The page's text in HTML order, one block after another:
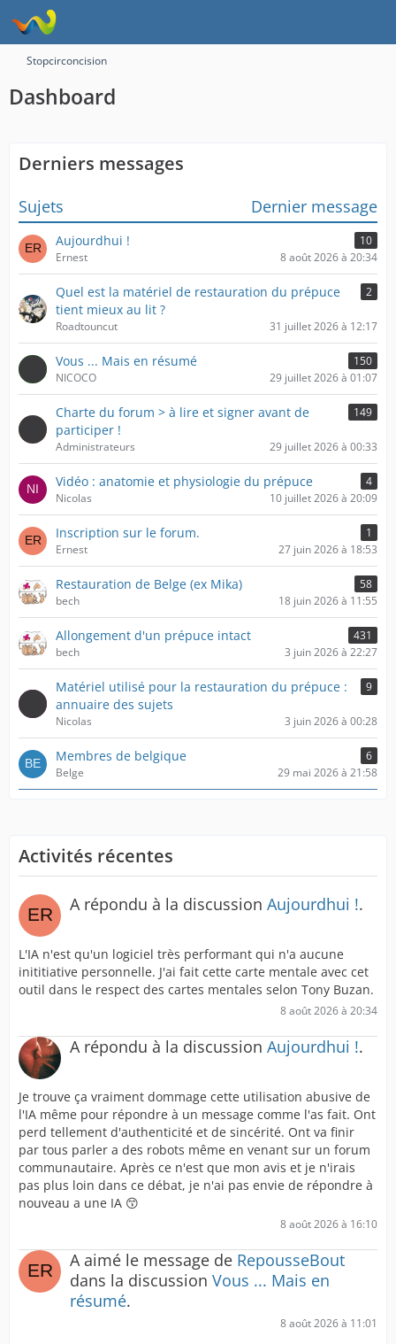
Stopcirconcision
Dashboard
Derniers messages
Sujets Dernier message
Aujourdhui !
10
Ernest
8 août 2026 à 20:34
Quel est la matériel de restauration du prépuce
tient mieux au lit ?
2
Roadtouncut 31 juillet 2026 à 12:17
Vous ... Mais en résumé
150
NICOCO
29 juillet 2026 à 01:07
Charte du forum > à lire et signer avant de
participer !
149
Administrateurs 29 juillet 2026 à 00:33
Vidéo : anatomie et physiologie du prépuce
4
Nicolas
10 juillet 2026 à 20:09
Inscription sur le forum.
1
Ernest
27 juin 2026 à 18:53
Restauration de Belge (ex Mika)
58
bech
18 juin 2026 à 11:55
Allongement d'un prépuce intact
431
bech
3 juin 2026 à 22:27
Matériel utilisé pour la restauration du prépuce :
annuaire des sujets
9
Nicolas 3 juin 2026 à 00:28
Membres de belgique
6
Belge
29 mai 2026 à 21:58
Activités récentes
A répondu à la discussion Aujourdhui !.
L'IA n'est qu'un logiciel très performant qui n'a aucune
inititiative personnelle. J'ai fait cette carte mentale avec cet
outil dans le respect des cartes mentales selon Tony Buzan.
8 août 2026 à 20:34
A répondu à la discussion Aujourdhui !.
Je trouve ça vraiment dommage cette utilisation abusive de
l'IA même pour répondre à un message comme l'as fait. Ont
perd tellement d'authenticité et de sincérité. Ont va finir
par tous parler a des robots même en venant sur un forum
communautaire. Après ce n'est que mon avis et je n'irais
pas plus loin dans ce débat, je n'ai pas envie de répondre à
nouveau a une IA 😙
8 août 2026 à 16:10
A aimé le message de RepousseBout
dans la discussion Vous ... Mais en
résumé.
8 août 2026 à 11:01